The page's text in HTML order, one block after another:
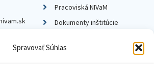
Spravovať Súhlas
Pracoviská NIVaM
Dokumenty inštitúcie